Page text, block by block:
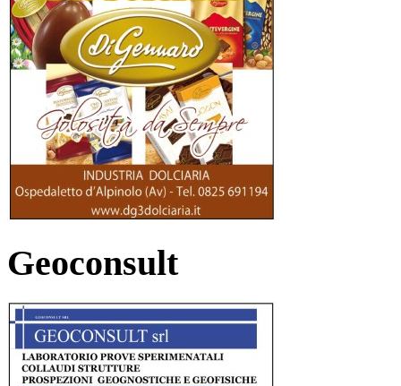
Geoconsult